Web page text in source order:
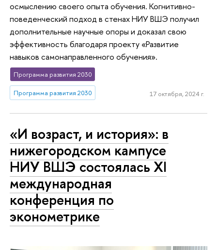
осмыслению своего опыта обучения. Когнитивно-
поведенческий подход в стенах НИУ ВШЭ получил
дополнительные научные опоры и доказал свою
эффективность благодаря проекту «Развитие
навыков самонаправленного обучения».
Программа развития 2030
Программа развития 2030 17 октября, 2024 г.
«И возраст, и история»: в
нижегородском кампусе
НИУ ВШЭ состоялась XI
международная
конференция по
эконометрике